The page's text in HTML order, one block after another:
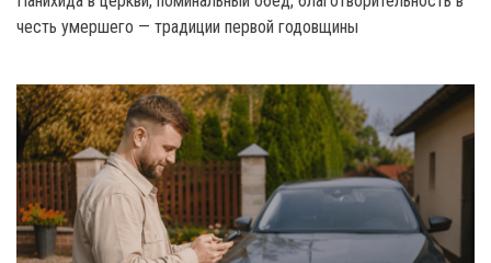
честь умершего — традиции первой годовщины